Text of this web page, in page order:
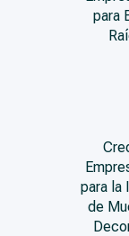
para
para la
de